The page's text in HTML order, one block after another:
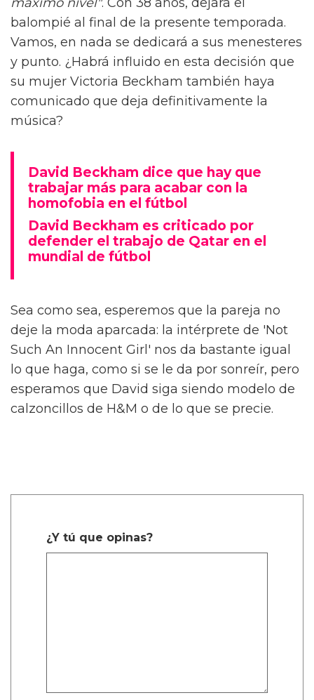
balompié al final de la presente temporada.
Vamos, en nada se dedicará a sus menesteres
y punto. ¿Habrá influido en esta decisión que
su mujer Victoria Beckham también haya
comunicado que deja definitivamente la
música?
David Beckham dice que hay que
trabajar más para acabar con la
homofobia en el fútbol
David Beckham es criticado por
defender el trabajo de Qatar en el
mundial de fútbol
Sea como sea, esperemos que la pareja no
deje la moda aparcada: la intérprete de 'Not
Such An Innocent Girl' nos da bastante igual
lo que haga, como si se le da por sonreír, pero
esperamos que David siga siendo modelo de
calzoncillos de H&M o de lo que se precie.
¿Y tú que opinas?